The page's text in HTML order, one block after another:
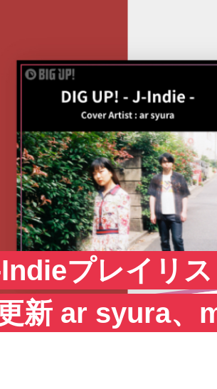
プレイリ
新 ar syura、